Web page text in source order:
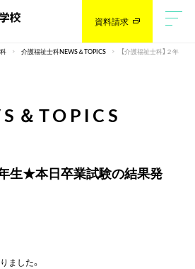
資料請求
介護福祉士科NEWS＆TOPICS 【介護福祉士科】２年
＆TOPICS
年生★本日卒業試験の結果発
ました。